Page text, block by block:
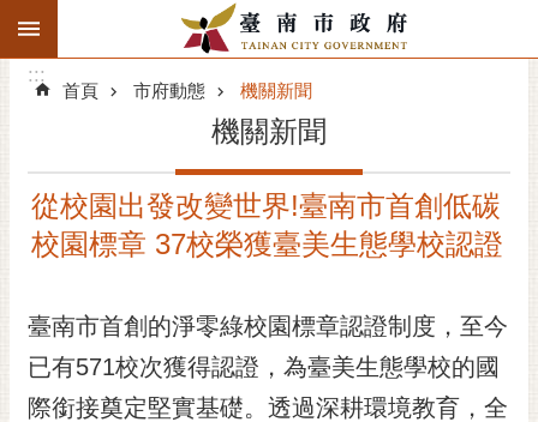
跳到主要內容區塊
搜
階
精彩府城
市府團隊
主題服務
:::
:::
首頁 市府動態 機關新聞
機關新聞
從校園出發改變世界!臺南市首創低碳
校園標章 37校榮獲臺美生態學校認證
臺南市首創的淨零綠校園標章認證制度，至今
已有571校次獲得認證，為臺美生態學校的國
際銜接奠定堅實基礎。透過深耕環境教育，全